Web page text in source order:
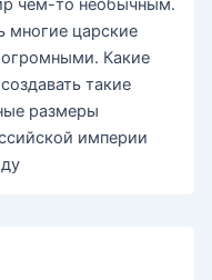
чем-то необычным.
многие царские
Какие
такие
размеры
империи